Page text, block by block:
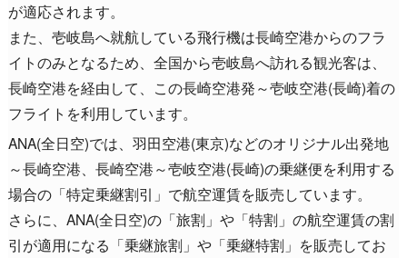
が適応されます。
また、壱岐島へ就航している飛行機は長崎空港からのフラ
イトのみとなるため、全国から壱岐島へ訪れる観光客は、
長崎空港を経由して、この長崎空港発～壱岐空港(長崎)着の
フライトを利用しています。
ANA(全日空)では、羽田空港(東京)などのオリジナル出発地
～長崎空港、長崎空港～壱岐空港(長崎)の乗継便を利用する
場合の「特定乗継割引」で航空運賃を販売しています。
さらに、ANA(全日空)の「旅割」や「特割」の航空運賃の割
引が適用になる「乗継旅割」や「乗継特割」を販売してお